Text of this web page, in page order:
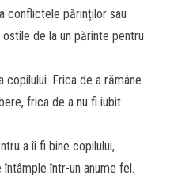
conflictele părinților sau
de la un părinte pentru
Frica de a rămâne
frica de a nu fi iubit
a îi fi bine copilului,
într-un anume fel.